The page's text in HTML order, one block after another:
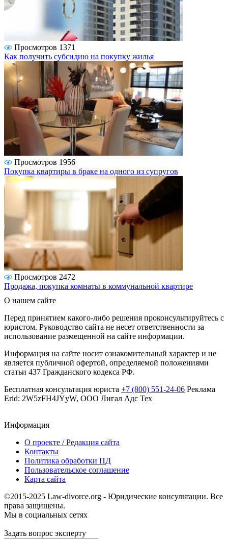
Просмотров 1371
Как получить субсидию на покупку жилья
Просмотров 1956
Покупка квартиры в браке на одного из супругов
Просмотров 2472
Продажа, покупка комнаты в коммунальной квартире
О нашем сайте
Перед принятием какого-либо решения проконсультируйтесь с
юристом. Руководство сайта не несет ответственности за
использование размещенной на сайте информации.
Информация на сайте носит ознакомительный характер и не
является публичной офертой, определяемой положениями
статьи 437 Гражданского кодекса РФ.
Бесплатная консультация юриста +7 (800) 551-24-06 Реклама
Erid: 2W5zFH4JYyW, ООО Лигал Адс Тех
Информация
О проекте / Редакция сайта
Контакты
Политика обработки ПД
Пользовательское соглашение
Карта сайта
©2015-2025 Law-divorce.org - Юридические консультации. Все
права защищены.
Мы в социальных сетях
Задать вопрос эксперту